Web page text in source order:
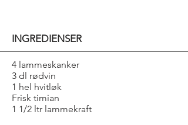
INGREDIENSER
4 lammeskanker
3 dl rødvin
1 hel hvitløk
Frisk timian
1 1/2 ltr lammekraft